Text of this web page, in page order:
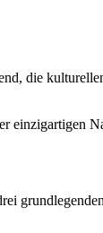
die
einzigartigen